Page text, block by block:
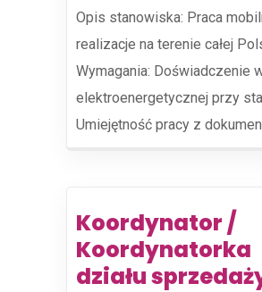
Opis stanowiska: Praca
realizacje na terenie całej
Wymagania: Doświadczenie
elektroenergetycznej przy
Umiejętność pracy z
Koordynator /
Koordynatorka
działu